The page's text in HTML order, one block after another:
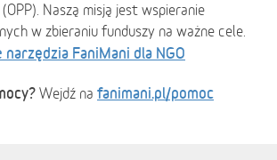
Naszą misją jest wspieranie
w zbieraniu funduszy na ważne cele.
FaniMani dla NGO
Wejdź na fanimani.pl/pomoc